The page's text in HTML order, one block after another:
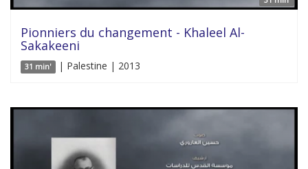
Pionniers du changement - Khaleel Al-
Sakakeeni
31 min' | Palestine | 2013